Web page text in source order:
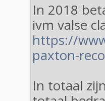
In 2018
ivm valse
https://
paxton-
In totaal